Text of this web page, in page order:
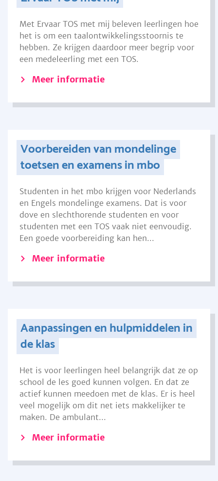
Met Ervaar TOS met mij beleven leerlingen hoe
het is om een taalontwikkelingsstoornis te
hebben. Ze krijgen daardoor meer begrip voor
een medeleerling met een TOS.
Meer informatie
Voorbereiden van mondelinge
toetsen en examens in mbo
Studenten in het mbo krijgen voor Nederlands
en Engels mondelinge examens. Dat is voor
dove en slechthorende studenten en voor
studenten met een TOS vaak niet eenvoudig.
Een goede voorbereiding kan hen...
Meer informatie
Aanpassingen en hulpmiddelen in
de klas
Het is voor leerlingen heel belangrijk dat ze op
school de les goed kunnen volgen. En dat ze
actief kunnen meedoen met de klas. Er is heel
veel mogelijk om dit net iets makkelijker te
maken. De ambulant...
Meer informatie